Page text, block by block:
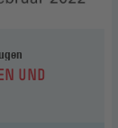
/ Unrau, Eugen
UND